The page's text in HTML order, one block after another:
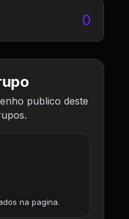
0
publico deste
na pagina.